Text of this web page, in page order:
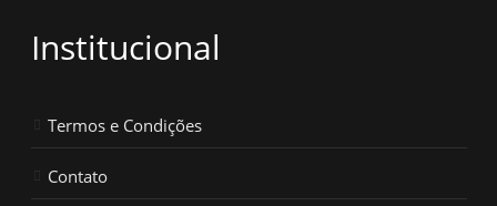
Institucional
Termos e Condições
Contato